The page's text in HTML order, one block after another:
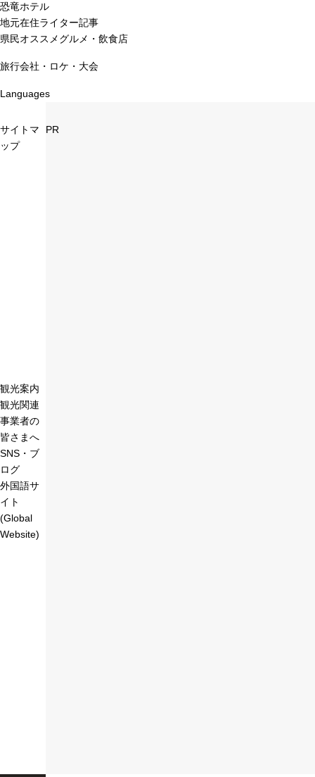
恐竜ホテル
地元在住ライター記事
県民オススメグルメ・飲食店
旅行会社・ロケ・大会
Languages
サイトマ
ップ
観光案内
観光関連
事業者の
皆さまへ
SNS・ブ
ログ
外国語サ
イト
(Global
Website)
PR